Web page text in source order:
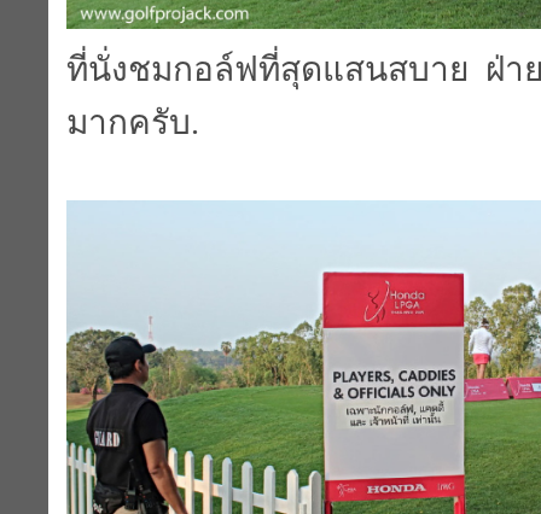
ที่นั่งชมกอล์ฟที่สุดแสนสบาย ฝ่า
มากครับ.